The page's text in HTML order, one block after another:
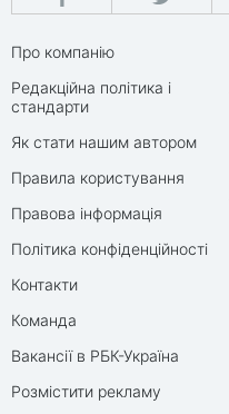
Про компанію
Редакційна політика і
стандарти
Як стати нашим автором
Правила користування
Правова інформація
Політика конфіденційності
Контакти
Команда
Вакансії в РБК-Україна
Розмістити рекламу